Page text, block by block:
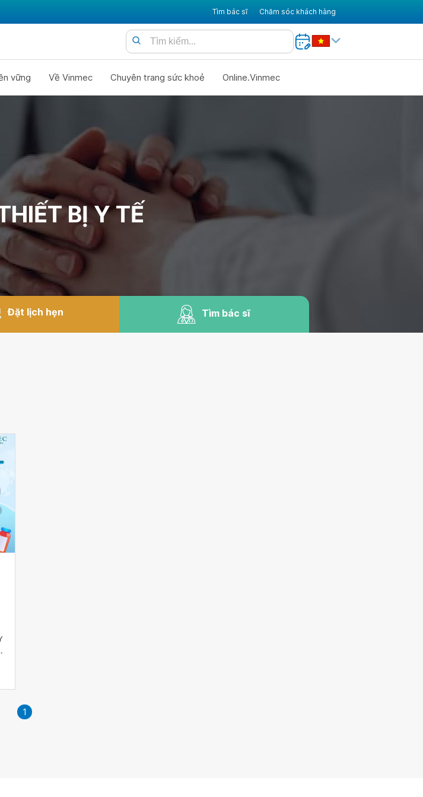
Tìm bác sĩ Chăm sóc khách hàng
vững Về Vinmec Chuyên trang sức khoẻ Online.Vinmec
BỊ Y TẾ
Đặt lịch hẹn Tìm bác sĩ
1